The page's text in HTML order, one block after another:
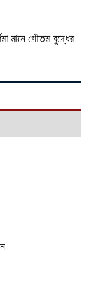
মানে গৌতম বুদ্ধের